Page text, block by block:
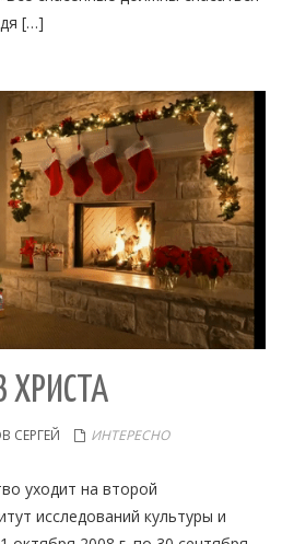
[…]
ХРИСТА
СЕРГЕЙ
ИНТЕРЕСНО
уходит на второй
исследований культуры и